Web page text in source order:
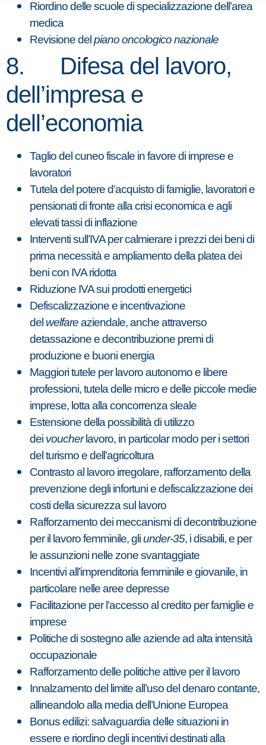
Riordino delle scuole di specializzazione dell’area
medica
Revisione delpiano oncologico nazionale
8. Difesa del lavoro,
dell’impresa e
dell’economia
Taglio del cuneo fiscale in favore di imprese e
lavoratori
Tutela del potere d’acquisto di famiglie, lavoratori e
pensionati di fronte alla crisi economica e agli
elevati tassi di inflazione
Interventi sull’IVA per calmierare i prezzi dei beni di
prima necessità e ampliamento della platea dei
beni con IVA ridotta
Riduzione IVA sui prodotti energetici
Defiscalizzazione e incentivazione
del welfareaziendale, anche attraverso
detassazione e decontribuzione premi di
produzione e buoni energia
Maggiori tutele per lavoro autonomo e libere
professioni, tutela delle micro e delle piccole medie
imprese, lotta alla concorrenza sleale
Estensione della possibilità di utilizzo
dei voucherlavoro, in particolar modo per i settori
del turismo e dell’agricoltura
Contrasto al lavoro irregolare, rafforzamento della
prevenzione degli infortuni e defiscalizzazione dei
costi della sicurezza sul lavoro
Rafforzamento dei meccanismi di decontribuzione
per il lavoro femminile, gliunder-35, i disabili, e per
le assunzioni nelle zone svantaggiate
Incentivi all’imprenditoria femminile e giovanile, in
particolare nelle aree depresse
Facilitazione per l’accesso al credito per famiglie e
imprese
Politiche di sostegno alle aziende ad alta intensità
occupazionale
Rafforzamento delle politiche attive per il lavoro
Innalzamento del limite all’uso del denaro contante,
allineandolo alla media dell’Unione Europea
Bonus edilizi: salvaguardia delle situazioni in
essere e riordino degli incentivi destinati alla